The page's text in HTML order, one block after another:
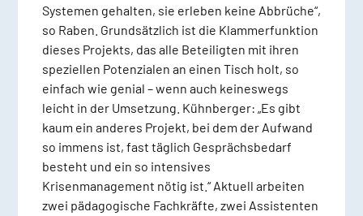
Systemen gehalten, sie erleben keine Abbrüche“,
so Raben. Grundsätzlich ist die Klammerfunktion
dieses Projekts, das alle Beteiligten mit ihren
speziellen Potenzialen an einen Tisch holt, so
einfach wie genial – wenn auch keineswegs
leicht in der Umsetzung. Kühnberger: „Es gibt
kaum ein anderes Projekt, bei dem der Aufwand
so immens ist, fast täglich Gesprächsbedarf
besteht und ein so intensives
Krisenmanagement nötig ist.“ Aktuell arbeiten
zwei pädagogische Fachkräfte, zwei Assistenten